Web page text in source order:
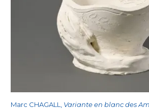
Marc CHAGALL, Variante en blanc des